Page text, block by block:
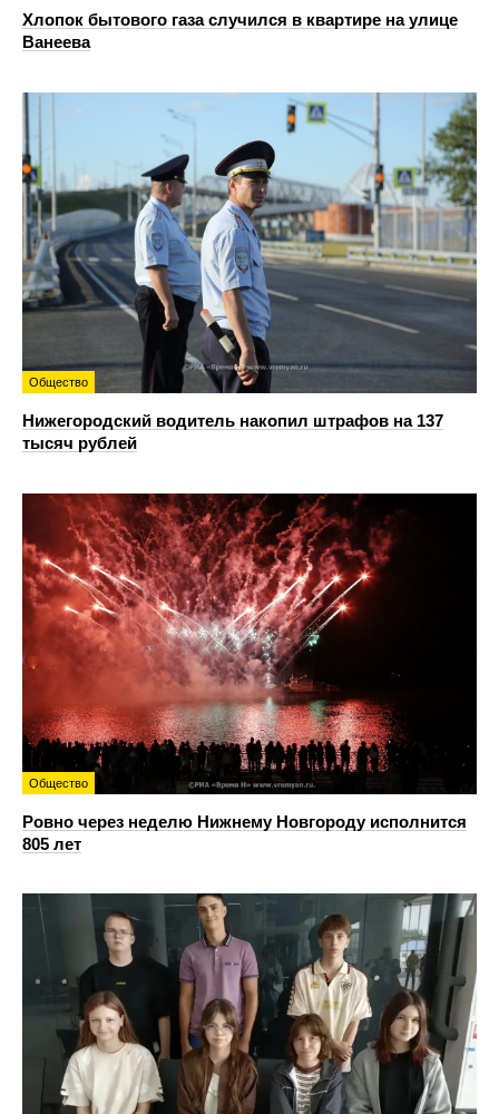
Хлопок бытового газа случился в квартире на улице
Ванеева
Общество
Нижегородский водитель накопил штрафов на 137
тысяч рублей
Общество
Ровно через неделю Нижнему Новгороду исполнится
805 лет